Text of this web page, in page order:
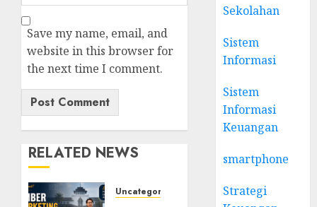
Save my name, email, and
website in this browser for
the next time I comment.
RELATED NEWS
Uncategorized
Sekolahan
Sistem
Informasi
Sistem
Informasi
Keuangan
smartphone
Strategi